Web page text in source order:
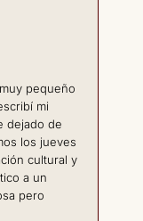
pequeño
mi
dejado de
los jueves
cultural y
a un
pero